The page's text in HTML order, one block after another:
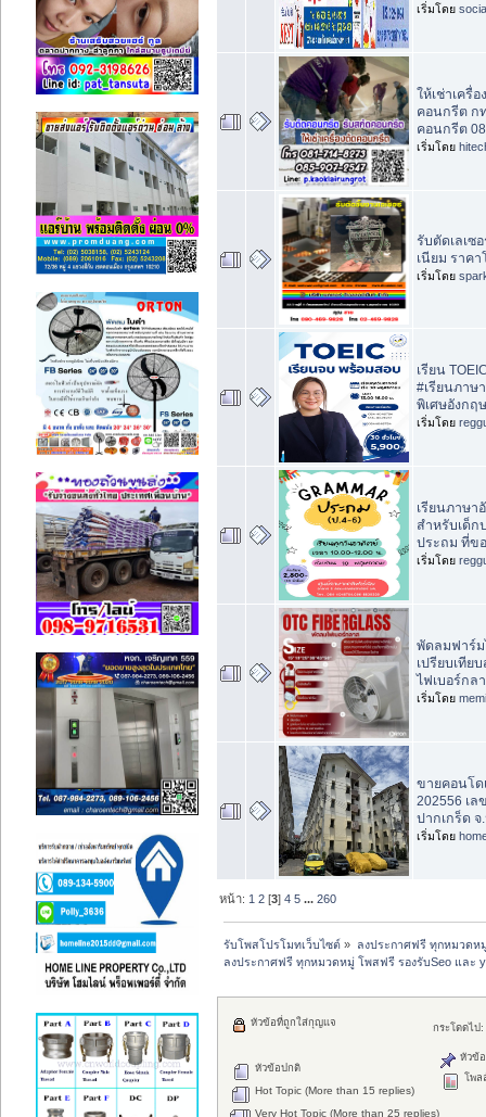
เริ่มโดย
ให้เช่าเครื่
คอนกรีต ก
คอนกรีต
เริ่มโดย
รับตัดเลเซ
เนียม ราค
เริ่มโดย
เรียน
#เรียนภาษ
พิเศษอังก
เริ่มโดย
เรียนภาษา
สำหรับเด็ก
ประถม ที่ข
เริ่มโดย
พัดลมฟาร์ม
เปรียบเทีย
ไฟเบอร์กล
เริ่มโดย
ขายคอนโด
202556 เล
ปากเกร็ด
เริ่มโดย
หน้า: 1 2 [3]4 5 ...260
รับโพสโปรโมทเว็บไซต์ » ลงประกาศฟรี ทุกหมวดห
ลงประกาศฟรี ทุกหมวดหมู่ โพสฟรี รองรับSeo และ
กระโดดไป:
หัวข้อปกติ
Hot Topic (More than 15 replies)
Very Hot Topic (More than 25 replies)
หัวข้อที่ถูกใส่กุญแจ
หัวข้
โพล